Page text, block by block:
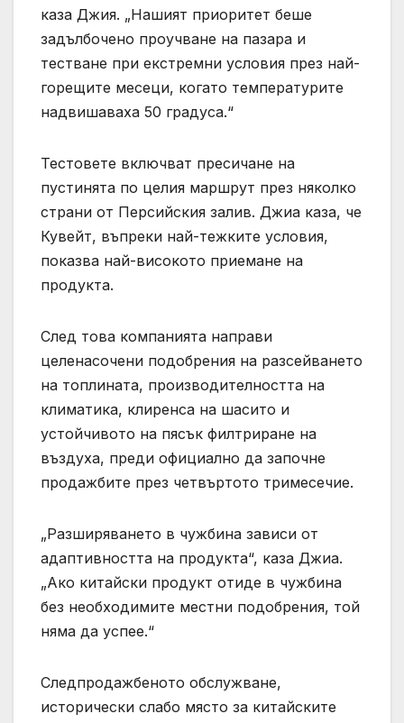
каза Джия. „Нашият приоритет беше
задълбочено проучване на пазара и
тестване при екстремни условия през най-
горещите месеци, когато температурите
надвишаваха 50 градуса.“
Тестовете включват пресичане на
пустинята по целия маршрут през няколко
страни от Персийския залив. Джиа каза, че
Кувейт, въпреки най-тежките условия,
показва най-високото приемане на
продукта.
След това компанията направи
целенасочени подобрения на разсейването
на топлината, производителността на
климатика, клиренса на шасито и
устойчивото на пясък филтриране на
въздуха, преди официално да започне
продажбите през четвъртото тримесечие.
„Разширяването в чужбина зависи от
адаптивността на продукта“, каза Джиа.
„Ако китайски продукт отиде в чужбина
без необходимите местни подобрения, той
няма да успее.“
Следпродажбеното обслужване,
исторически слабо място за китайските